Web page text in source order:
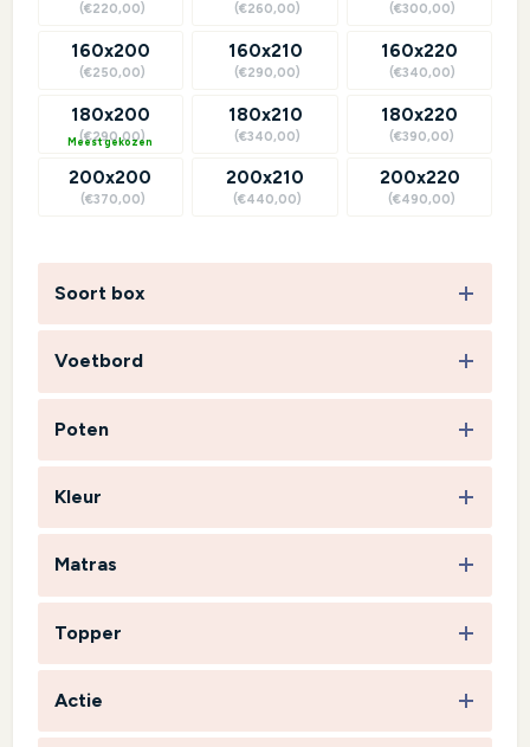
(€220,00)
160x200
(€250,00)
180x200
(€290,00)
?
200x200
(€370,00)
(€260,00)
160x210
(€290,00)
180x210
(€340,00)
200x210
(€440,00)
(€300,00)
160x220
(€340,00)
180x220
(€390,00)
200x220
(€490,00)
Soort box
Voetbord
Poten
Kleur
Matras
Topper
Actie